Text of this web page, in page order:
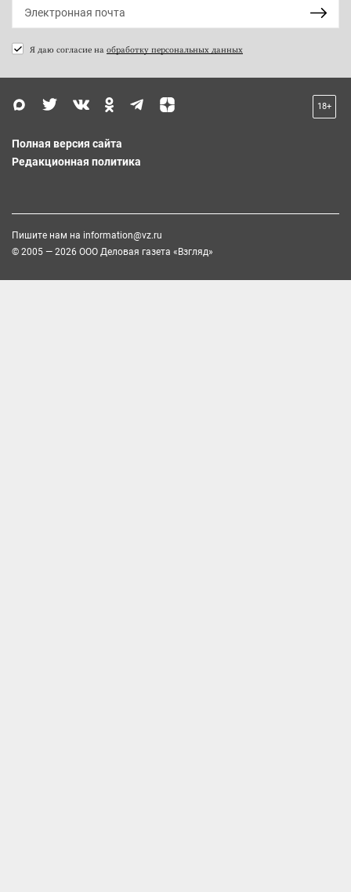
Я даю согласие на обработку персональных данных
18+
Полная версия сайта
Редакционная политика
Пишите нам на information@vz.ru
© 2005 — 2026 ООО Деловая газета «Взгляд»